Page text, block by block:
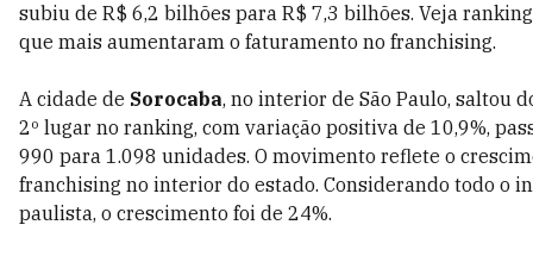
subiu de R$ 6,2 bilhões para R$ 7,3 bilhões. Veja
que mais aumentaram o faturamento no franchising.
A cidade de Sorocaba, no interior de São Paulo, saltou
2º lugar no ranking, com variação positiva de 10,9%,
990 para 1.098 unidades. O movimento reflete o
franchising no interior do estado. Considerando todo o
paulista, o crescimento foi de 24%.